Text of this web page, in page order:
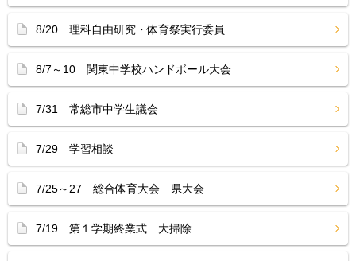
8/20 理科自由研究・体育祭実行委員
8/7～10 関東中学校ハンドボール大会
7/31 常総市中学生議会
7/29 学習相談
7/25～27 総合体育大会 県大会
7/19 第１学期終業式 大掃除